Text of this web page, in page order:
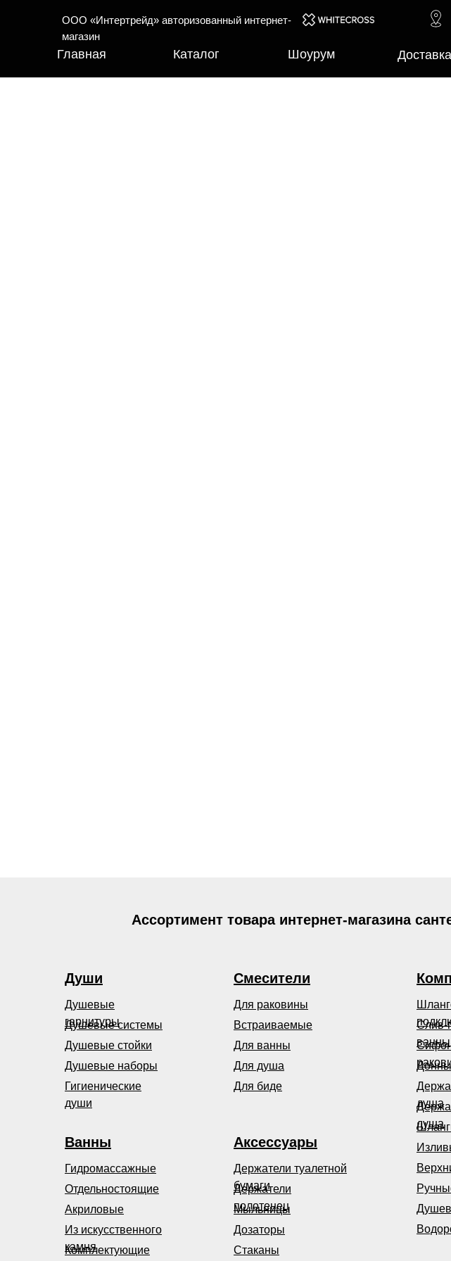
ООО «Интертрейд» авторизованный интернет-
магазин
Главная Каталог Шоурум
Смесители
Души
Душевые
гарнитуры
Душевые системы
Гигиенические
души
Аксессуары
Держатели туалетной
бумаги
Держатели
полотенец
Мыльницы
Встраиваемые
Для биде
Для ванны
Для душа
Для раковины
Ванны
Из искусственного
камня
Слив-
ванны
Душевые стойки
Душевые наборы
Дозаторы
душа
Гидромассажные
Акриловые
Отдельностоящие
Комплектующие Стаканы
душа
Ассортимент товара интернет-магазина